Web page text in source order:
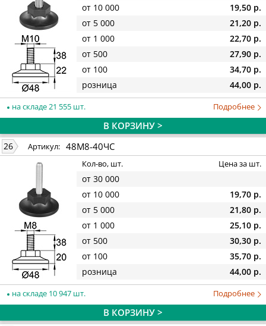
от 10 000
19,50 р.
от 5 000
21,20 р.
от 1 000
22,70 р.
от 500
27,90 р.
от 100
34,70 р.
розница
44,00 р.
на складе 21 555 шт. Подробнее
В КОРЗИНУ >
26 Артикул: 48М8-40ЧС
Кол-во, шт. Цена за шт.
от 30 000
от 10 000
19,70 р.
от 5 000
21,80 р.
от 1 000
25,10 р.
от 500
30,30 р.
от 100
35,70 р.
розница
44,00 р.
на складе 10 947 шт. Подробнее
В КОРЗИНУ >